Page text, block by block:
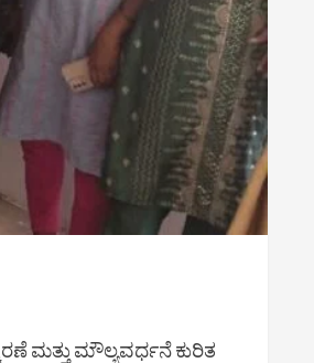
ಮತ್ತು ಮೌಲ್ಯವರ್ಧನೆ ಕುರಿತ